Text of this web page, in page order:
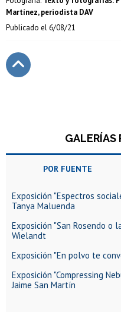
Martínez, periodista DAV
Publicado el6/08/21
GALERÍAS
POR FUENTE
Exposición "Espectros
Tanya Maluenda
Exposición "San Rosendo o
Wielandt
Exposición "En polvo te
Exposición "Compressing
Jaime San Martín